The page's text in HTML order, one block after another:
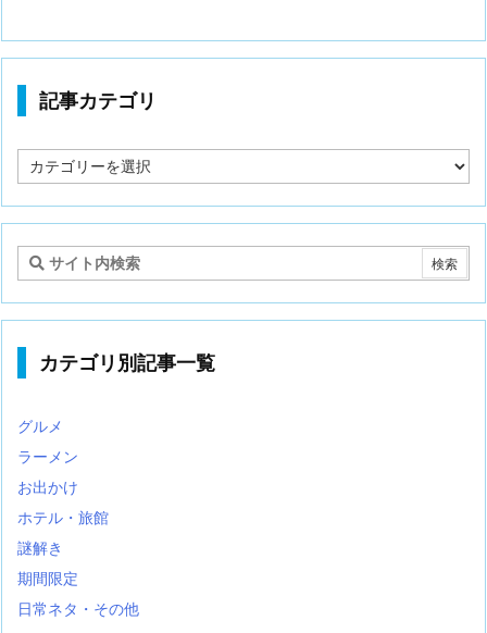
記事カテゴリ
事
テ
リ
カテゴリ別記事一覧
グルメ
ラーメン
お出かけ
ホテル・旅館
謎解き
期間限定
日常ネタ・その他